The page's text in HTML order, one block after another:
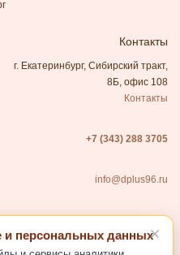
Контакты
г. Екатеринбург, Сибирский тракт,
8Б, офис 108
Контакты
+7 (343) 288 3705
info@dplus96.ru
и персональных данных